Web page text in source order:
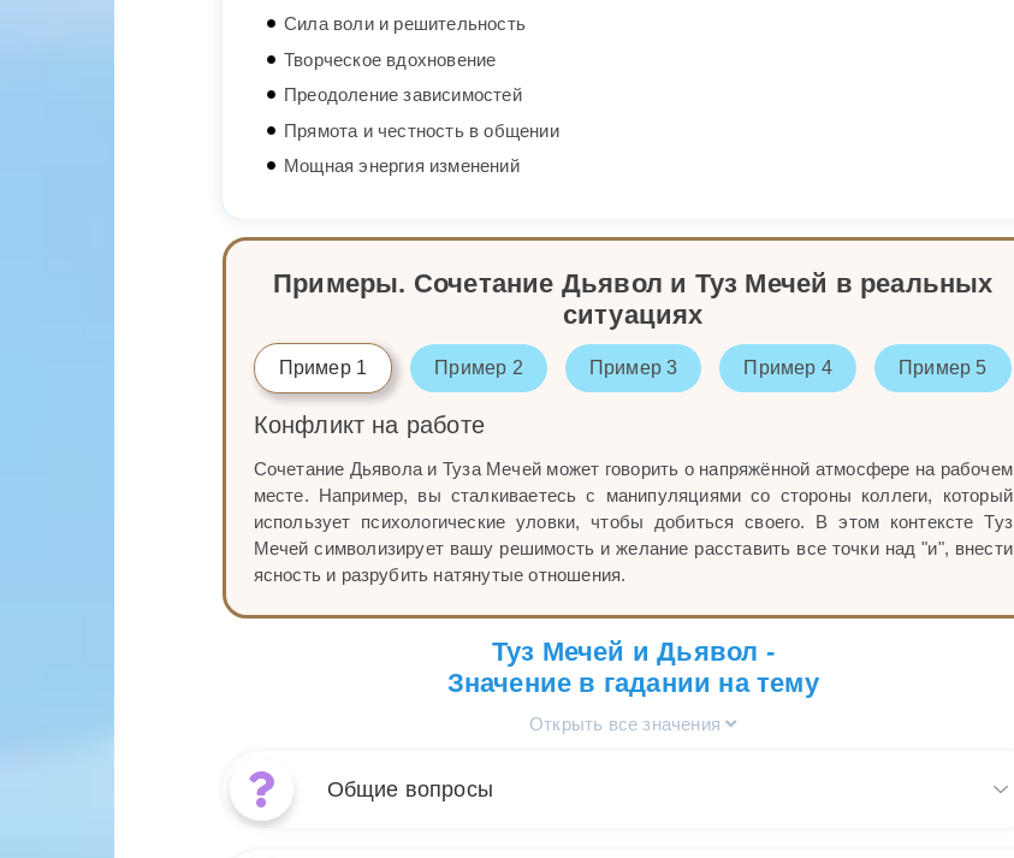
Сила воли и решительность
Творческое вдохновение
Преодоление зависимостей
Прямота и честность в общении
Мощная энергия изменений
Примеры. Сочетание Дьявол и Туз Мечей в реальных
ситуациях
Пример 1 Пример 2 Пример 3 Пример 4 Пример 5
Конфликт на работе
Сочетание Дьявола и Туза Мечей может говорить о напряжённой атмосфере на рабочем
месте. Например, вы сталкиваетесь с манипуляциями со стороны коллеги, который
использует психологические уловки, чтобы добиться своего. В этом контексте Туз
Мечей символизирует вашу решимость и желание расставить все точки над "и", внести
ясность и разрубить натянутые отношения.
Туз Мечей и Дьявол -
Значение в гадании на тему
Открыть все значения
Общие вопросы